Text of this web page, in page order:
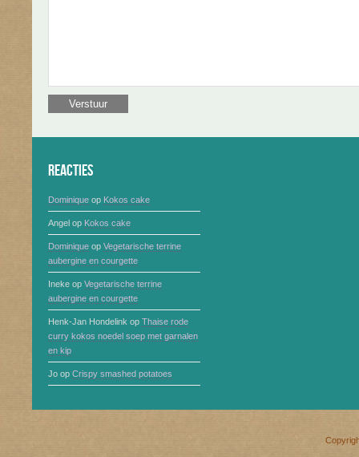
Reacties
Dominique op Kokos cake
Angel op Kokos cake
Dominique op Vegetarische terrine
aubergine en courgette
Ineke op Vegetarische terrine
aubergine en courgette
Henk-Jan Hondelink op Thaise rode
curry kokos noedel soep met garnalen
en kip
Jo op Crispy smashed potatoes